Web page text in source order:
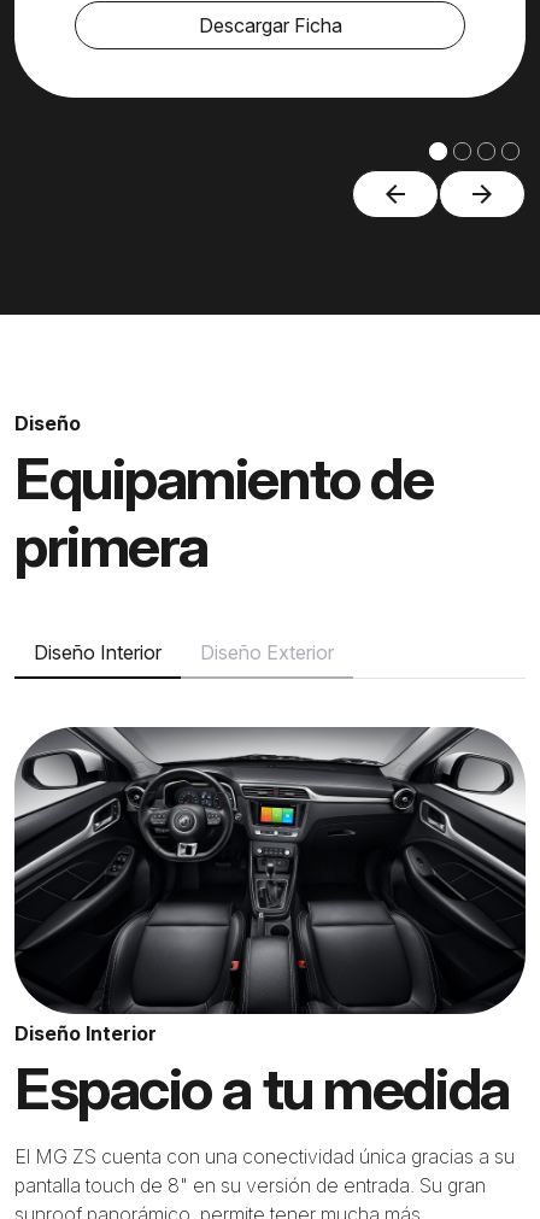
Descargar Ficha
arrow_back arrow_forward
Diseño
Equipamiento de
primera
Diseño Interior Diseño Exterior
Diseño Interior
Espacio a tu medida
El MG ZS cuenta con una conectividad única gracias a su
pantalla touch de 8" en su versión de entrada. Su gran